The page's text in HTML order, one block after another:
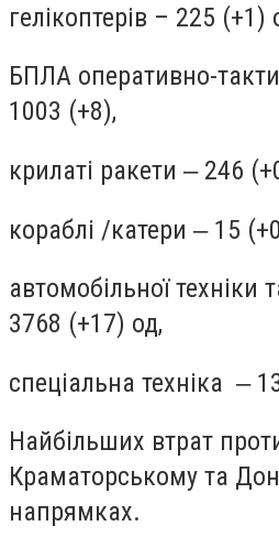
гелікоптерів – 225 (+1)
БПЛА оперативно-
1003 (+8),
крилаті ракети ‒ 246
кораблі /катери ‒ 15
автомобільної техніки
3768 (+17) од,
спеціальна техніка ‒
Найбільших втрат
Краматорському та
напрямках.